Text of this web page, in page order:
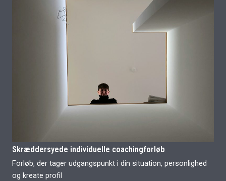
Skræddersyede individuelle coachingforløb
Forløb, der tager udgangspunkt i din situation, personlighed
og kreate profil